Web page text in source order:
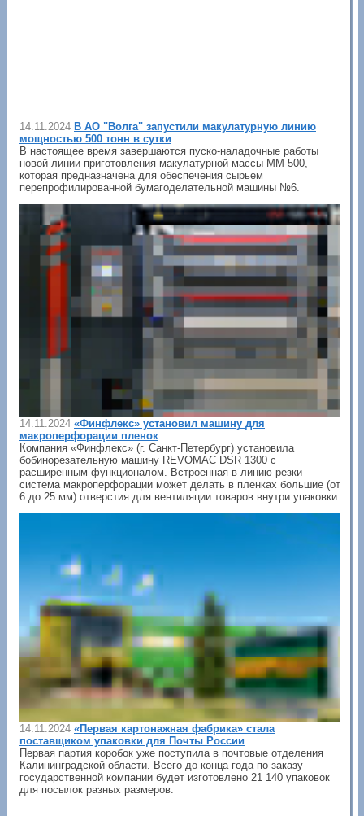
14.11.2024 В АО "Волга" запустили макулатурную линию
мощностью 500 тонн в сутки
В настоящее время завершаются пуско-наладочные работы
новой линии приготовления макулатурной массы ММ-500,
которая предназначена для обеспечения сырьем
перепрофилированной бумагоделательной машины №6.
14.11.2024 «Финфлекс» установил машину для
макроперфорации пленок
Компания «Финфлекс» (г. Санкт-Петербург) установила
бобинорезательную машину REVOMAC DSR 1300 с
расширенным функционалом. Встроенная в линию резки
система макроперфорации может делать в пленках большие (от
6 до 25 мм) отверстия для вентиляции товаров внутри упаковки.
14.11.2024 «Первая картонажная фабрика» стала
поставщиком упаковки для Почты России
Первая партия коробок уже поступила в почтовые отделения
Калининградской области. Всего до конца года по заказу
государственной компании будет изготовлено 21 140 упаковок
для посылок разных размеров.